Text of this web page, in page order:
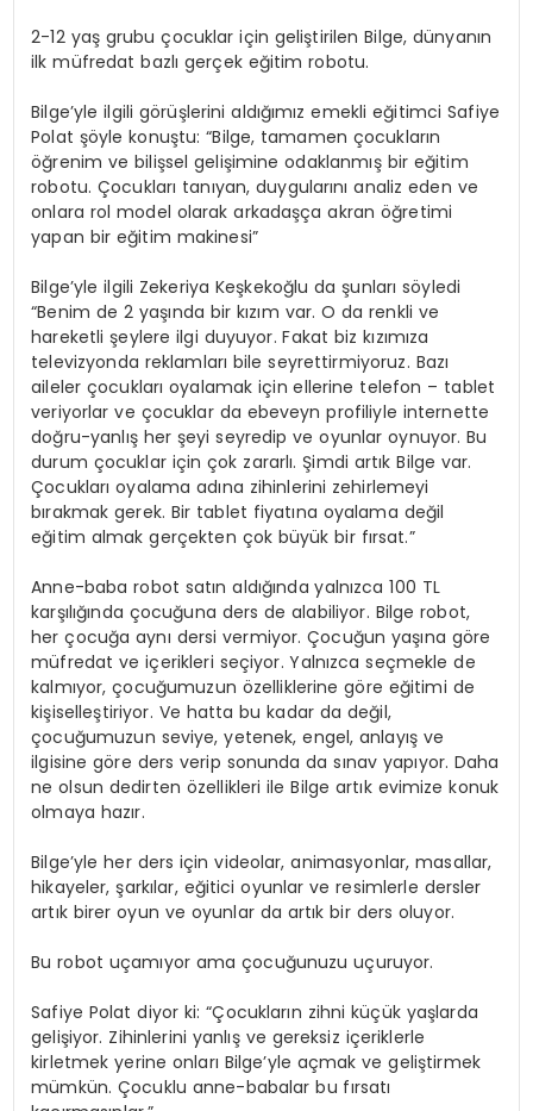
2-12 yaş grubu çocuklar için geliştirilen Bilge, dünyanın
ilk müfredat bazlı gerçek eğitim robotu.
Bilge’yle ilgili görüşlerini aldığımız emekli eğitimci Safiye
Polat şöyle konuştu: “Bilge, tamamen çocukların
öğrenim ve bilişsel gelişimine odaklanmış bir eğitim
robotu. Çocukları tanıyan, duygularını analiz eden ve
onlara rol model olarak arkadaşça akran öğretimi
yapan bir eğitim makinesi”
Bilge’yle ilgili Zekeriya Keşkekoğlu da şunları söyledi
“Benim de 2 yaşında bir kızım var. O da renkli ve
hareketli şeylere ilgi duyuyor. Fakat biz kızımıza
televizyonda reklamları bile seyrettirmiyoruz. Bazı
aileler çocukları oyalamak için ellerine telefon – tablet
veriyorlar ve çocuklar da ebeveyn profiliyle internette
doğru-yanlış her şeyi seyredip ve oyunlar oynuyor. Bu
durum çocuklar için çok zararlı. Şimdi artık Bilge var.
Çocukları oyalama adına zihinlerini zehirlemeyi
bırakmak gerek. Bir tablet fiyatına oyalama değil
eğitim almak gerçekten çok büyük bir fırsat.”
Anne-baba robot satın aldığında yalnızca 100 TL
karşılığında çocuğuna ders de alabiliyor. Bilge robot,
her çocuğa aynı dersi vermiyor. Çocuğun yaşına göre
müfredat ve içerikleri seçiyor. Yalnızca seçmekle de
kalmıyor, çocuğumuzun özelliklerine göre eğitimi de
kişiselleştiriyor. Ve hatta bu kadar da değil,
çocuğumuzun seviye, yetenek, engel, anlayış ve
ilgisine göre ders verip sonunda da sınav yapıyor. Daha
ne olsun dedirten özellikleri ile Bilge artık evimize konuk
olmaya hazır.
Bilge’yle her ders için videolar, animasyonlar, masallar,
hikayeler, şarkılar, eğitici oyunlar ve resimlerle dersler
artık birer oyun ve oyunlar da artık bir ders oluyor.
Bu robot uçamıyor ama çocuğunuzu uçuruyor.
Safiye Polat diyor ki: “Çocukların zihni küçük yaşlarda
gelişiyor. Zihinlerini yanlış ve gereksiz içeriklerle
kirletmek yerine onları Bilge’yle açmak ve geliştirmek
mümkün. Çocuklu anne-babalar bu fırsatı